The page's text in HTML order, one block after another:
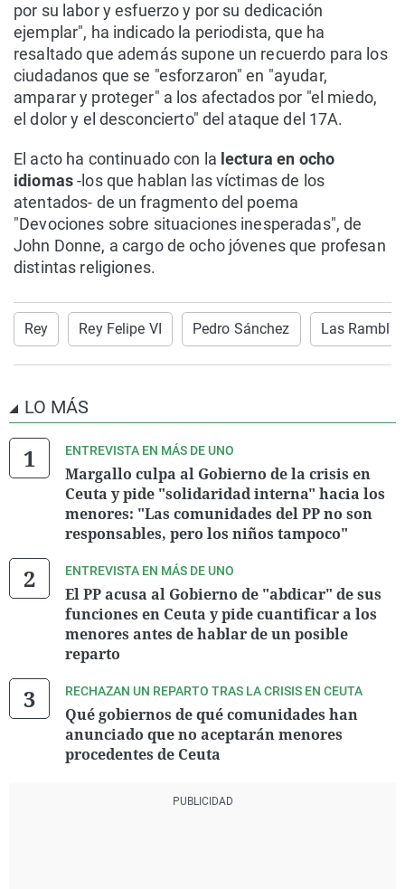
por su labor y esfuerzo y por su dedicación
ejemplar", ha indicado la periodista, que ha
resaltado que además supone un recuerdo para los
ciudadanos que se "esforzaron" en "ayudar,
amparar y proteger" a los afectados por "el miedo,
el dolor y el desconcierto" del ataque del 17A.
El acto ha continuado con la lectura en ocho
idiomas-los que hablan las víctimas de los
atentados- de un fragmento del poema
"Devociones sobre situaciones inesperadas", de
John Donne, a cargo de ocho jóvenes que profesan
distintas religiones.
Rey Rey Felipe VI Pedro Sánchez Las Ramblas
LO MÁS
ENTREVISTA EN MÁS DE UNO
Margallo culpa al Gobierno de la crisis en
Ceuta y pide "solidaridad interna" hacia los
menores: "Las comunidades del PP no son
responsables, pero los niños tampoco"
ENTREVISTA EN MÁS DE UNO
El PP acusa al Gobierno de "abdicar" de sus
funciones en Ceuta y pide cuantificar a los
menores antes de hablar de un posible
reparto
RECHAZAN UN REPARTO TRAS LA CRISIS EN CEUTA
Qué gobiernos de qué comunidades han
anunciado que no aceptarán menores
procedentes de Ceuta